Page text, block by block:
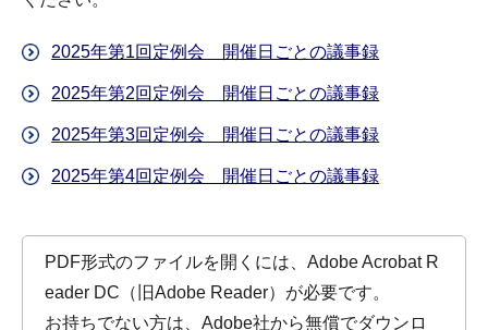
2025年第1回定例会 開催日ごとの議事録
2025年第2回定例会 開催日ごとの議事録
2025年第3回定例会 開催日ごとの議事録
2025年第4回定例会 開催日ごとの議事録
PDF形式のファイルを開くには、Adobe Acrobat R
eader DC（旧Adobe Reader）が必要です。
お持ちでない方は、Adobe社から無償でダウンロ